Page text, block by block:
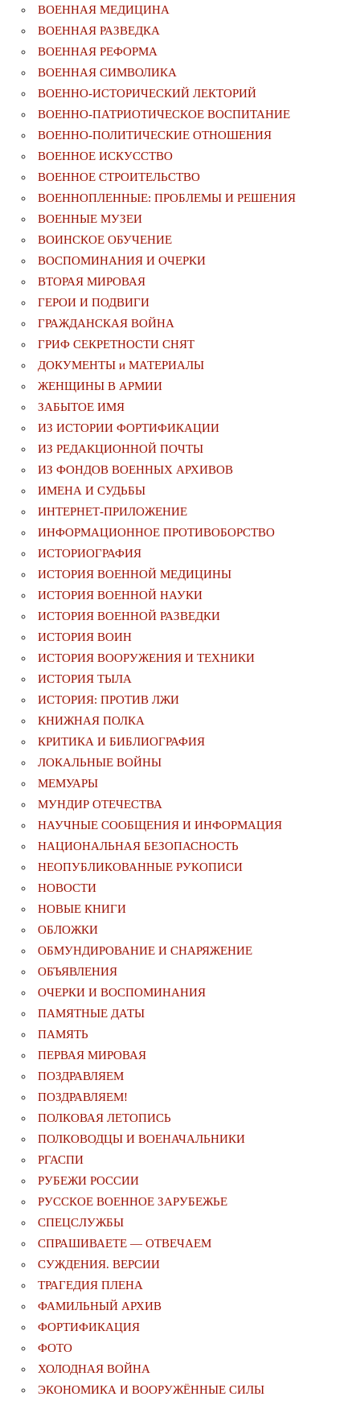
ВОЕННАЯ МЕДИЦИНА
ВОЕННАЯ РАЗВЕДКА
ВОЕННАЯ РЕФОРМА
ВОЕННАЯ СИМВОЛИКА
ВОЕННО-ИСТОРИЧЕСКИЙ ЛЕКТОРИЙ
ВОЕННО-ПАТРИОТИЧЕСКОЕ ВОСПИТАНИЕ
ВОЕННО-ПОЛИТИЧЕСКИE ОТНОШЕНИЯ
ВОЕННОЕ ИСКУССТВО
ВОЕННОЕ СТРОИТЕЛЬСТВО
ВОЕННОПЛЕННЫЕ: ПРОБЛЕМЫ И РЕШЕНИЯ
ВОЕННЫЕ МУЗЕИ
ВОИНСКОЕ ОБУЧЕНИЕ
ВОСПОМИНАНИЯ И ОЧЕРКИ
ВТОРАЯ МИРОВАЯ
ГЕРОИ И ПОДВИГИ
ГРАЖДАНСКАЯ ВОЙНА
ГРИФ СЕКРЕТНОСТИ СНЯТ
ДОКУМЕНТЫ и МАТЕРИАЛЫ
ЖЕНЩИНЫ В АРМИИ
ЗАБЫТОЕ ИМЯ
ИЗ ИСТОРИИ ФОРТИФИКАЦИИ
ИЗ РЕДАКЦИОННОЙ ПОЧТЫ
ИЗ ФОНДОВ ВОЕННЫХ АРХИВОВ
ИМЕНА И СУДЬБЫ
ИНТЕРНЕТ-ПРИЛОЖЕНИЕ
ИНФОРМАЦИОННОЕ ПРОТИВОБОРСТВО
ИСТОРИОГРАФИЯ
ИСТОРИЯ ВОЕННОЙ МЕДИЦИНЫ
ИСТОРИЯ ВОЕННОЙ НАУКИ
ИСТОРИЯ ВОЕННОЙ РАЗВЕДКИ
ИСТОРИЯ ВОИН
ИСТОРИЯ ВООРУЖЕНИЯ И ТЕХНИКИ
ИСТОРИЯ ТЫЛА
ИСТОРИЯ: ПРОТИВ ЛЖИ
КНИЖНАЯ ПОЛКА
КРИТИКА И БИБЛИОГРАФИЯ
ЛОКАЛЬНЫЕ ВОЙНЫ
МЕМУАРЫ
МУНДИР ОТЕЧЕСТВА
НАУЧНЫЕ СООБЩЕНИЯ И ИНФОРМАЦИЯ
НАЦИОНАЛЬНАЯ БЕЗОПАСНОСТЬ
НЕОПУБЛИКОВАННЫЕ РУКОПИСИ
НОВОСТИ
НОВЫЕ КНИГИ
ОБЛОЖКИ
ОБМУНДИРОВАНИЕ И СНАРЯЖЕНИЕ
ОБЪЯВЛЕНИЯ
ОЧЕРКИ И ВОСПОМИНАНИЯ
ПАМЯТНЫЕ ДАТЫ
ПАМЯТЬ
ПЕРВАЯ МИРОВАЯ
ПОЗДРАВЛЯЕМ
ПОЗДРАВЛЯЕМ!
ПОЛКОВАЯ ЛЕТОПИСЬ
ПОЛКОВОДЦЫ И ВОЕНАЧАЛЬНИКИ
РГАСПИ
РУБЕЖИ РОССИИ
РУССКОЕ ВОЕННОЕ ЗАРУБЕЖЬЕ
СПЕЦСЛУЖБЫ
СПРАШИВАЕТЕ — ОТВЕЧАЕМ
СУЖДЕНИЯ. ВЕРСИИ
ТРАГЕДИЯ ПЛЕНА
ФАМИЛЬНЫЙ АРХИВ
ФОРТИФИКАЦИЯ
ФОТО
ХОЛОДНАЯ ВОЙНА
ЭКОНОМИКА И ВООРУЖЁННЫЕ СИЛЫ